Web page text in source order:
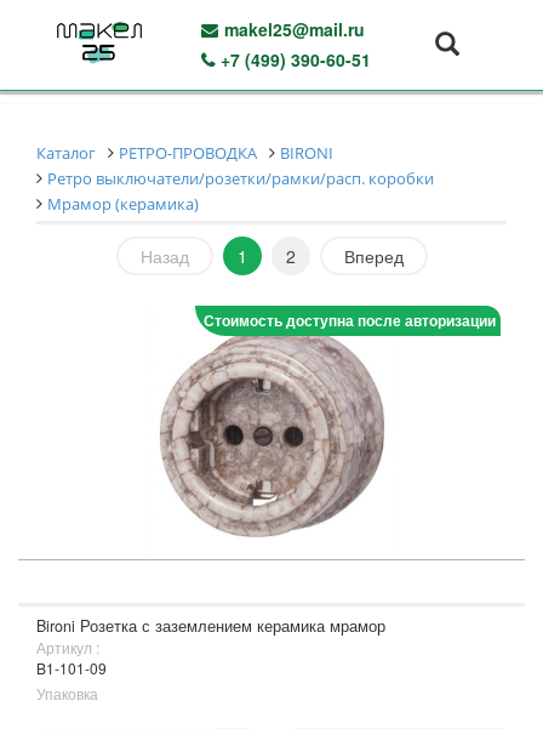
makel25@mail.ru
+7 (499) 390-60-51
Каталог РЕТРО-ПРОВОДКА
BIRONI
Ретро выключатели/розетки/рамки/расп. коробки
Мрамор (керамика)
Назад 1 2 Вперед
Стоимость доступна после авторизации
Bironi Розетка с заземлением керамика мрамор
Артикул :
B1-101-09
Упаковка